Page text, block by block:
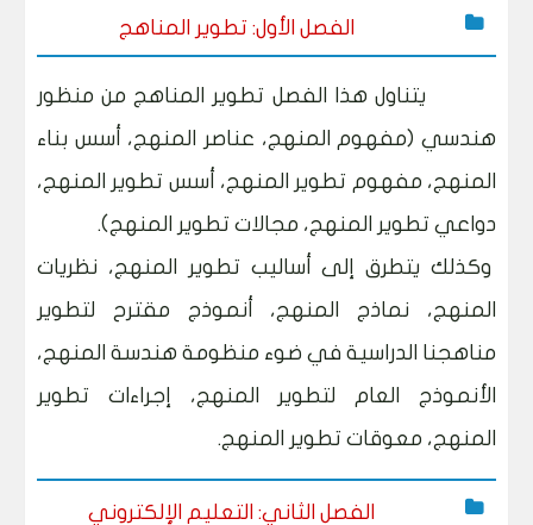
الفصل الأول: تطوير المناهج
يتناول هذا الفصل تطوير المناهج من منظور
هندسي (مفهوم المنهج، عناصر المنهج، أسس بناء
المنهج، مفهوم تطوير المنهج، أسس تطوير المنهج،
دواعي تطوير المنهج، مجالات تطوير المنهج).
وكذلك يتطرق إلى أساليب تطوير المنهج، نظريات
المنهج، نماذج المنهج، أنموذج مقترح لتطوير
مناهجنا الدراسية في ضوء منظومة هندسة المنهج،
الأنموذج العام لتطوير المنهج، إجراءات تطوير
المنهج، معوقات تطوير المنهج.
الفصل الثاني: التعليم الإلكتروني